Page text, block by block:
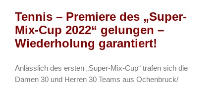
Auflage
erneut
mit
Grundschule
Tennis – Premiere des „Super-
Mix-Cup 2022“ gelungen –
Wiederholung garantiert!
Anlässlich des ersten „Super-Mix-Cup“ trafen sich die
Damen 30 und Herren 30 Teams aus Ochenbruck/